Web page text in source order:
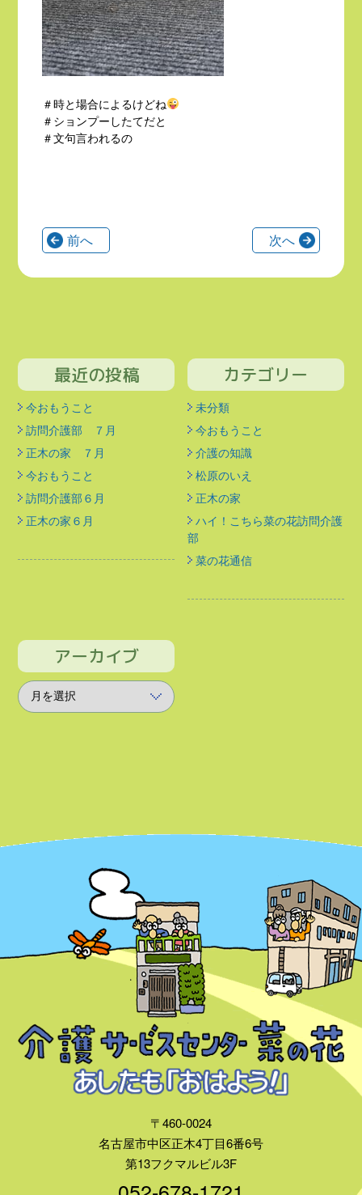
＃時と場合によるけどね
＃ションプーしたてだと
＃文句言われるの
前へ 次へ
最近の投稿
今おもうこと
訪問介護部 ７月
正木の家 ７月
今おもうこと
訪問介護部６月
正木の家６月
カテゴリー
未分類
今おもうこと
介護の知識
松原のいえ
正木の家
ハイ！こちら菜の花訪問介護
部
菜の花通信
アーカイブ
〒460-0024
名古屋市中区正木4丁目6番6号
第13フクマルビル3F